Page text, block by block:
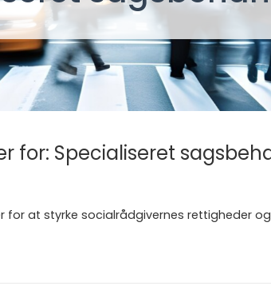
for: Specialiseret
at styrke socialrådgivernes rettigheder